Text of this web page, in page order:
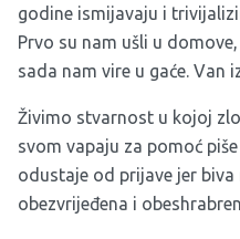
godine ismijavaju i
Prvo su nam ušli u
sada nam vire u gaće. Van
Živimo stvarnost u kojoj
svom vapaju za pomoć
odustaje od prijave jer
obezvrijeđena i